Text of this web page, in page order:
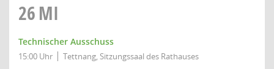
26MI
Technischer Ausschuss
15:00 Uhr Tettnang, Sitzungssaal des Rathauses